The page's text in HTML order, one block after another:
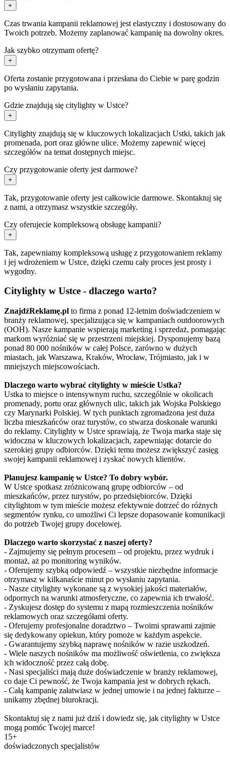
+
Czas trwania kampanii reklamowej jest elastyczny i dostosowany do
Twoich potrzeb. Możemy zaplanować kampanię na dowolny okres.
Jak szybko otrzymam ofertę?
+
Oferta zostanie przygotowana i przesłana do Ciebie w parę godzin
po wysłaniu zapytania.
Gdzie znajdują się citylighty w Ustce?
+
Citylighty znajdują się w kluczowych lokalizacjach Ustki, takich jak
promenada, port oraz główne ulice. Możemy zapewnić więcej
szczegółów na temat dostępnych miejsc.
Czy przygotowanie oferty jest darmowe?
+
Tak, przygotowanie oferty jest całkowicie darmowe. Skontaktuj się
z nami, a otrzymasz wszystkie szczegóły.
Czy oferujecie kompleksową obsługę kampanii?
+
Tak, zapewniamy kompleksową usługę z przygotowaniem reklamy
i jej wdrożeniem w Ustce, dzięki czemu cały proces jest prosty i
wygodny.
Citylighty w Ustce - dlaczego warto?
ZnajdźReklamę.pl to firma z ponad 12-letnim doświadczeniem w
branży reklamowej, specjalizująca się w kampaniach outdoorowych
(OOH). Nasze kampanie wspierają marketing i sprzedaż, pomagając
markom wyróżniać się w przestrzeni miejskiej. Dysponujemy bazą
ponad 80 000 nośników w całej Polsce, zarówno w dużych
miastach, jak Warszawa, Kraków, Wrocław, Trójmiasto, jak i w
mniejszych miejscowościach.
Dlaczego warto wybrać citylighty w mieście Ustka?
Ustka to miejsce o intensywnym ruchu, szczególnie w okolicach
promenady, portu oraz głównych ulic, takich jak Wojska Polskiego
czy Marynarki Polskiej. W tych punktach zgromadzona jest duża
liczba mieszkańców oraz turystów, co stwarza doskonałe warunki
do reklamy. Citylighty w Ustce sprawiają, że Twoja marka staje się
widoczna w kluczowych lokalizacjach, zapewniając dotarcie do
szerokiej grupy odbiorców. Dzięki temu możesz zwiększyć zasięg
swojej kampanii reklamowej i zyskać nowych klientów.
Planujesz kampanię w Ustce? To dobry wybór.
W Ustce spotkasz zróżnicowaną grupę odbiorców – od
mieszkańców, przez turystów, po przedsiębiorców. Dzięki
citylightom w tym mieście możesz efektywnie dotrzeć do różnych
segmentów rynku, co umożliwi Ci lepsze dopasowanie komunikacji
do potrzeb Twojej grupy docelowej.
Dlaczego warto skorzystać z naszej oferty?
- Zajmujemy się pełnym procesem – od projektu, przez wydruk i
montaż, aż po monitoring wyników.
- Oferujemy szybką odpowiedź – wszystkie niezbędne informacje
otrzymasz w kilkanaście minut po wysłaniu zapytania.
- Nasze citylighty wykonane są z wysokiej jakości materiałów,
odpornych na warunki atmosferyczne, co zapewnia ich trwałość.
- Zyskujesz dostęp do systemu z mapą rozmieszczenia nośników
reklamowych oraz szczegółami oferty.
- Oferujemy profesjonalne doradztwo – Twoimi sprawami zajmie
się dedykowany opiekun, który pomoże w każdym aspekcie.
- Gwarantujemy szybką naprawę nośników w razie uszkodzeń.
- Wiele naszych nośników ma możliwość oświetlenia, co zwiększa
ich widoczność przez całą dobę.
- Nasi specjaliści mają duże doświadczenie w branży reklamowej,
co daje Ci pewność, że Twoja kampania jest w dobrych rękach.
- Całą kampanię załatwiasz w jednej umowie i na jednej fakturze –
unikamy zbędnej biurokracji.
Skontaktuj się z nami już dziś i dowiedz się, jak citylighty w Ustce
mogą pomóc Twojej marce!
15+
doświadczonych specjalistów